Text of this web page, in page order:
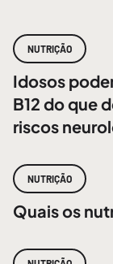
NUTRIÇÃO
Idosos
B12 do que
riscos
NUTRIÇÃO
Quais os